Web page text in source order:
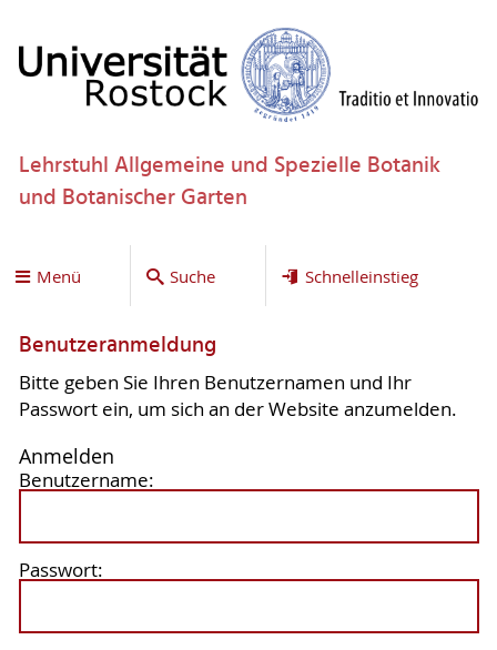
Lehrstuhl Allgemeine und Spezielle Botanik
und Botanischer Garten
Menü Suche Schnelleinstieg
Benutzeranmeldung
Bitte geben Sie Ihren Benutzernamen und Ihr
Passwort ein, um sich an der Website anzumelden.
Anmelden
Benutzername:
Passwort: